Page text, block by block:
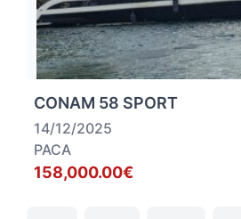
CONAM 58 SPORT
14/12/2025
PACA
158,000.00€